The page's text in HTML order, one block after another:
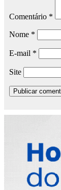
Comentário *
Nome *
E-mail *
Site